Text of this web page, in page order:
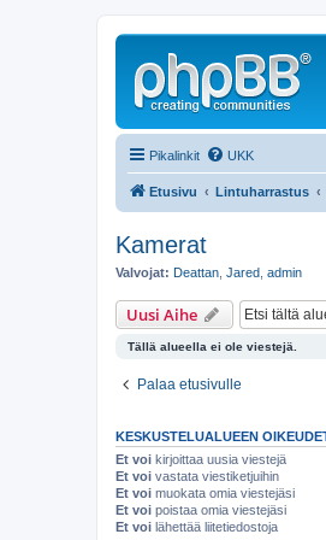
Pikalinkit UKK
Etusivu Lintuharrastus
Kamerat
Valvojat: Deattan Jared admin
Uusi Aihe
Tällä alueella ei ole viestejä.
Palaa etusivulle
KESKUSTELUALUEEN
Et voi kirjoittaa uusia viestejä
Et voi vastata viestiketjuihin
Et voi muokata omia viestejäsi
Et voi poistaa omia viestejäsi
Et voi lähettää liitetiedostoja